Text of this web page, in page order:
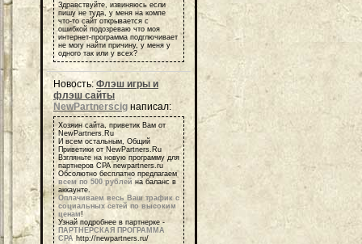
Здравствуйте, извиняюсь если
пишу не туда, у меня на компе
что-то сайт открывается с
ошибкой подозреваю что моя
интернет-программа подглючивает
не могу найти причину, у меня у
одного так или у всех?
Новость: Флэш игры и
флэш сайты
NewPartnerscig написал:
Хозяин сайта, приветик Вам от
NewPartners.Ru
И всем остальным, Общий
Приветики от NewPartners.Ru
Взгляньте на новую программу для
партнеров СРА newpartners.ru
Обсолютно бесплатно предлагаем
всем по 500 рублей на баланс в
аккаунте.
Оплачиваем весь Ваш трафик с
социальных сетей по высоким
ценам!
Узнай подробнее в партнерке -
ПАРТНЕРСКАЯ ПРОГРАММА
СРА http://newpartners.ru/